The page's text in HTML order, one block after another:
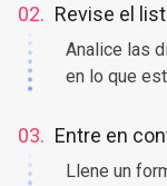
02. Revise el
Analice las
en lo que
03. Entre en
Llene un